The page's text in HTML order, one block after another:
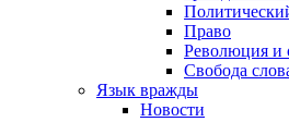
Право
Революция и
Свобода
Язык вражды
Новости